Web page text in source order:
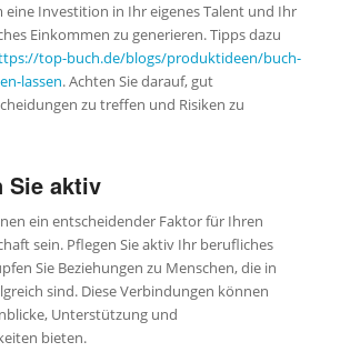
eine Investition in Ihr eigenes Talent und Ihr
Einkommen zu generieren. Tipps dazu
top-buch.de/blogs/produktideen/buch-
lassen. Achten Sie darauf, gut
zu treffen und Risiken zu
Sie aktiv
ein entscheidender Faktor für Ihren
sein. Pflegen Sie aktiv Ihr berufliches
Sie Beziehungen zu Menschen, die in
sind. Diese Verbindungen können
Unterstützung und
bieten.